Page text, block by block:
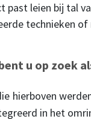
leien bij tal
technieken of
u op zoek
hierboven
in het